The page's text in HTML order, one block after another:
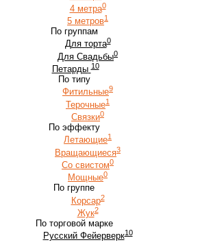
4 метра0
5 метров1
По группам
Для торта0
Для Свадьбы0
Петарды 10
По типу
Фитильные9
Терочные1
Связки0
По эффекту
Летающие1
Вращающиеся3
Со свистом0
Мощные0
По группе
Корсар2
Жук2
По торговой марке
Русский Фейерверк10